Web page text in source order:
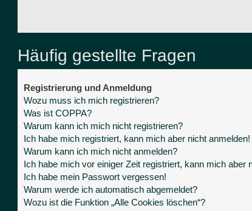
Häufig gestellte Fragen
Registrierung und Anmeldung
Wozu muss ich mich registrieren?
Was ist COPPA?
Warum kann ich mich nicht registrieren?
Ich habe mich registriert, kann mich aber nicht anmelden!
Warum kann ich mich nicht anmelden?
Ich habe mich vor einiger Zeit registriert, kann mich aber
Ich habe mein Passwort vergessen!
Warum werde ich automatisch abgemeldet?
Wozu ist die Funktion „Alle Cookies löschen“?